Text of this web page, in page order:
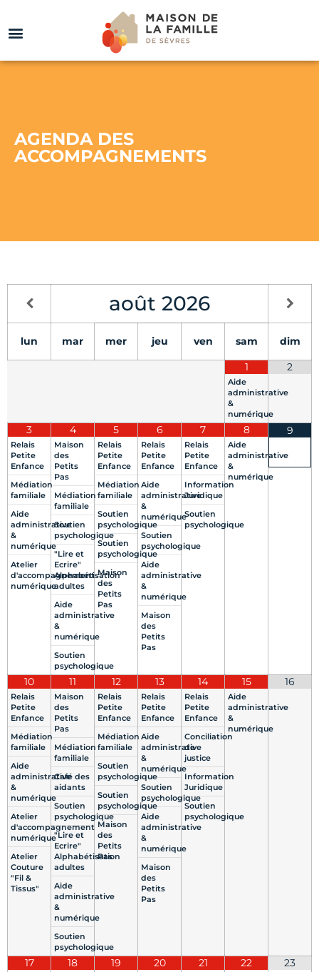
AGENDA DES
ACCOMPAGNEMENTS
août 2026
lun mar mer jeu ven sam
dim
1
Aide
administrative
&
numérique
2
3
Relais
Petite
Enfance
Médiation
familiale
Aide
administrative
&
numérique
Atelier
d'accompagnement
numérique
4
Maison
des
Petits
Pas
Médiation
familiale
Soutien
psychologique
"Lire et
Ecrire"
Alphabétisation
adultes
Aide
administrative
&
numérique
Soutien
psychologique
5
Relais
Petite
Enfance
Médiation
familiale
Soutien
psychologique
Soutien
psychologique
Maison
des
Petits
Pas
6
Relais
Petite
Enfance
Aide
administrative
&
numérique
Soutien
psychologique
Aide
administrative
&
numérique
Maison
des
Petits
Pas
7
Relais
Petite
Enfance
Information
Juridique
Soutien
psychologique
8
Aide
administrative
&
numérique
9
10
Relais
Petite
Enfance
Médiation
familiale
Aide
administrative
&
numérique
Atelier
d'accompagnement
numérique
Atelier
Couture
"Fil &
Tissus"
11
Maison
des
Petits
Pas
Médiation
familiale
Café des
aidants
Soutien
psychologique
"Lire et
Ecrire"
Alphabétisation
adultes
Aide
administrative
&
numérique
Soutien
psychologique
12
Relais
Petite
Enfance
Médiation
familiale
Soutien
psychologique
Soutien
psychologique
Maison
des
Petits
Pas
13
Relais
Petite
Enfance
Aide
administrative
&
numérique
Soutien
psychologique
Aide
administrative
&
numérique
Maison
des
Petits
Pas
14
Relais
Petite
Enfance
Conciliation
de
justice
Information
Juridique
Soutien
psychologique
15
Aide
administrative
&
numérique
16
17 18 19 20 21 22 23